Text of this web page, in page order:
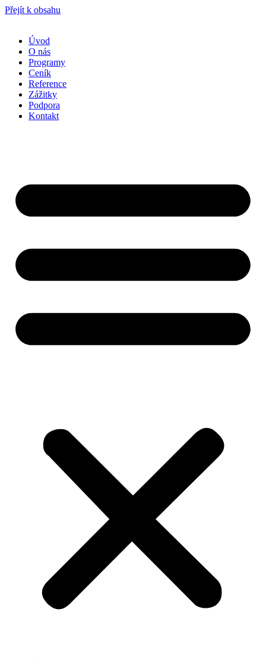
Přejít k obsahu
Úvod
O nás
Programy
Ceník
Reference
Zážitky
Podpora
Kontakt